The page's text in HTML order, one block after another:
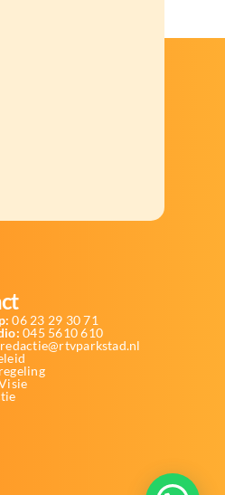
06 23 29 30 71
045 5610 610
redactie@rtvparkstad.nl